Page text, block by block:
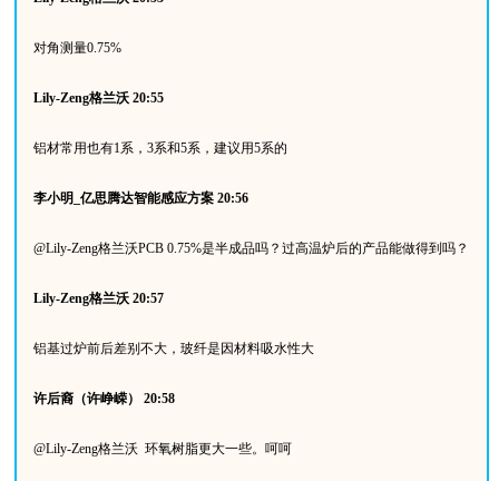
对角测量0.75%
Lily-Zeng格兰沃 20:55
铝材常用也有1 系， 3系和5系，建议用5系的
李小明 亿思腾达智能感应方案 20:56
@Lily-Zeng格兰沃PCB 0.75%是半成品吗？过高温炉后的产品能做得到吗？
Lily-Zeng格兰沃 20:57
铝基过炉前后差别不大，玻纤是因材料吸水性大
许后裔（许峥嵘） 20:58
@Lily-Zeng格兰沃 环氧树脂更大一些。呵呵